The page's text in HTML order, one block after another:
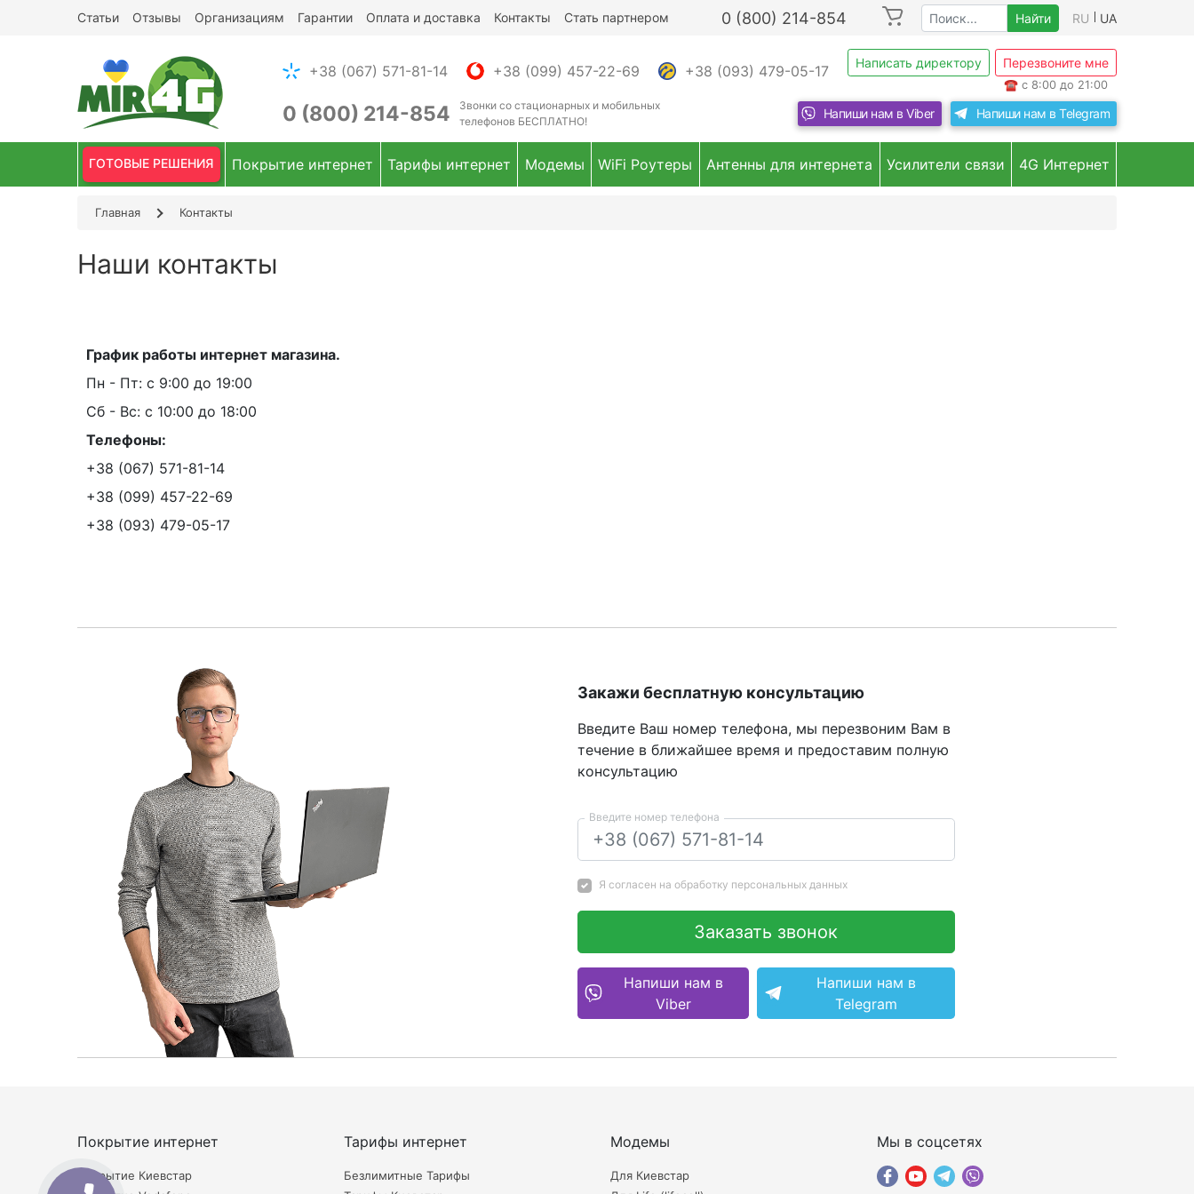
Статьи Отзывы Организациям Гарантии Оплата и доставка Контакты Стать партнером 0 (800) 214-854 Найти RU UA
+38 (067) 571-81-14 +38 (099) 457-22-69 +38 (093) 479-05-17 Написать директору Перезвоните мне
☎ с 8:00 до 21:00
0 (800) 214-854 Звонки со стационарных и мобильных
телефонов БЕСПЛАТНО! Напиши нам в Viber Напиши нам в Telegram
ГОТОВЫЕ РЕШЕНИЯ Покрытие интернет Тарифы интернет Модемы WiFi Роутеры Антенны для интернета Усилители связи 4G Интернет
Главная Контакты
Наши контакты
График работы интернет магазина.
Пн - Пт: с 9:00 до 19:00
Сб - Вс: с 10:00 до 18:00
Телефоны:
+38 (067) 571-81-14
+38 (099) 457-22-69
+38 (093) 479-05-17
Закажи бесплатную консультацию
Введите Ваш номер телефона, мы перезвоним Вам в
течение в ближайшее время и предоставим полную
консультацию
Введите номер телефона
Я согласен на обработку персональных данных
Заказать звонок
Напиши нам в
Viber
Напиши нам в
Telegram
Покрытие интернет
Покрытие Киевстар
Тарифы интернет
Безлимитные Тарифы
Модемы
Для Киевстар
Мы в соцсетях
ПОДОБРАТЬ ИНТЕРНЕТ С
ИН
ЖЕНЕРОМ-
КОНСУЛЬТАНТОМ